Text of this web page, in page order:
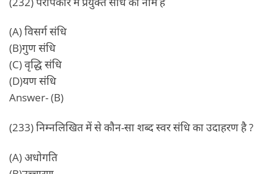
(A) विसर्ग संधि
(B)गुण संधि
(C) वृद्धि संधि
(D)यण संधि
Answer- (B)
(233) निम्नलिखित में से कौन-सा शब्द स्वर संधि का उदाहरण है ?
(A) अधोगति